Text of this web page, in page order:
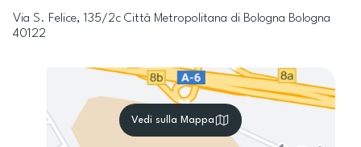
Via S. Felice, 135/2c Città Metropolitana di Bologna Bologna
40122
Vedi sulla Mappa